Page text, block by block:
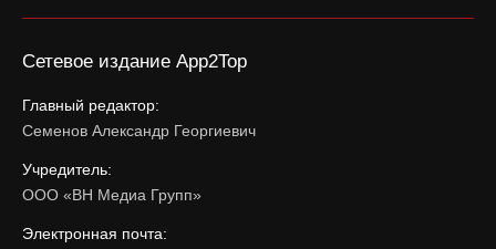
Сетевое издание App2Top
Главный редактор:
Семенов Александр Георгиевич
Учредитель:
ООО «ВН Медиа Групп»
Электронная почта: